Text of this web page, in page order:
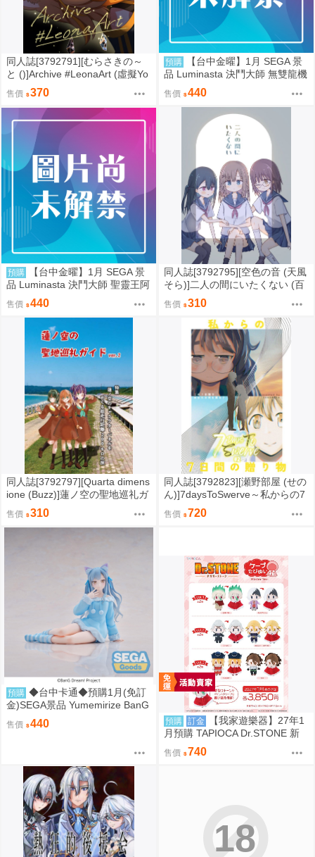
同人誌[3792791][むらさきの～
と ()]Archive #LeonaArt (虛擬Yo
uTuber)
售價 370
預購
【台中金曜】1月 SEGA 景
品 Luminasta 決鬥大師 無雙龍機
Bolbalzark 0901
售價 440
預購
【台中金曜】1月 SEGA 景
品 Luminasta 決鬥大師 聖靈王阿
爾卡迪亞斯 0901
售價 440
同人誌[3792795][空色の音 (天風
そら)]二人の間にいたくない (百
售價 310
同人誌[3792797][Quarta dimens
ione (Buzz)]蓮ノ空の聖地巡礼ガ
イドvre.2 (蓮之空女學院學園偶
像俱樂部)
售價 310
同人誌[3792823][瀬野部屋 (せの
ん)]7daysToSwerve～私からの7
日間の贈り物～#2 (性轉)
售價 720
預購 ◆台中卡通◆預購1月(免訂
金)SEGA景品 Yumemirize BanG
Dream Ave Mujica 豐川祥子
售價 440 預購 訂金
【我家遊樂器】27年1
月預購 TAPIOCA Dr.STONE 新
石紀 冬裝斗篷布偶 娃娃 6款可選
售價 740
18